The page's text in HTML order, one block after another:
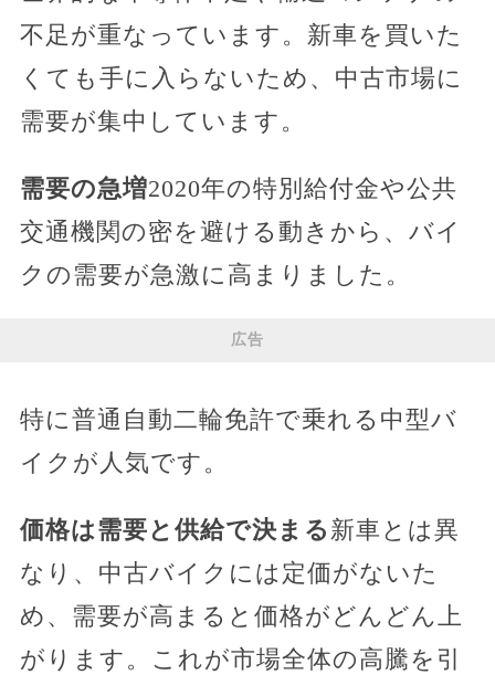
不足が重なっています。新車を買いた
くても手に入らないため、中古市場に
需要が集中しています。
需要の急増2020年の特別給付金や公共
交通機関の密を避ける動きから、バイ
クの需要が急激に高まりました。
広告
特に普通自動二輪免許で乗れる中型バ
イクが人気です。
価格は需要と供給で決まる 新車とは異
なり、中古バイクには定価がないた
め、需要が高まると価格がどんどん上
がります。これが市場全体の高騰を引